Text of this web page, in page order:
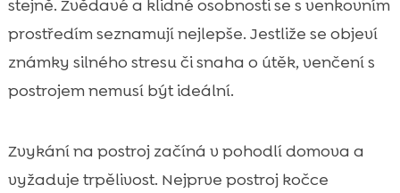
stejně. Zvědavé a klidné osobnosti se s venkovním
prostředím seznamují nejlepše. Jestliže se objeví
známky silného stresu či snaha o útěk, venčení s
postrojem nemusí být ideální.
Zvykání na postroj začíná v pohodlí domova a
vyžaduje trpělivost. Nejprve postroj kočce